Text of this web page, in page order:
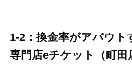
1-2：換金率がアバウト
専門店eチケット（町田